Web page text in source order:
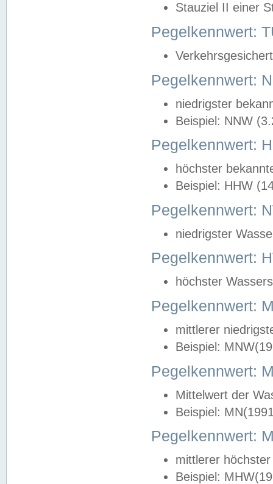
Stauziel II einer
Pegelkennwert:
Pegelkennwert:
niedrigster
Beispiel: NNW
Pegelkennwert:
höchster
Beispiel: HHW
Pegelkennwert:
niedrigster
Pegelkennwert:
höchster
Pegelkennwert:
mittlerer
Beispiel:
Pegelkennwert:
Mittelwert der
Beispiel:
Pegelkennwert:
mittlerer
Beispiel: